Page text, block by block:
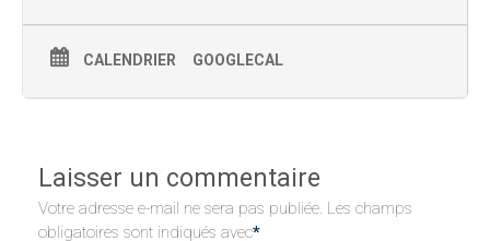
CALENDRIER GOOGLECAL
Laisser un commentaire
Votre adresse e-mail ne sera pas publiée. Les champs
obligatoires sont indiqués avec*